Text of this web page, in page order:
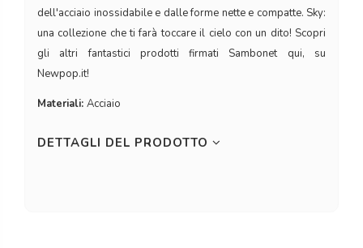
dell'acciaio inossidabile e dalle forme nette e compatte. Sky:
una collezione che ti farà toccare il cielo con un dito! Scopri
gli altri fantastici prodotti firmati Sambonet qui, su
Newpop.it!
Materiali: Acciaio
DETTAGLI DEL PRODOTTO